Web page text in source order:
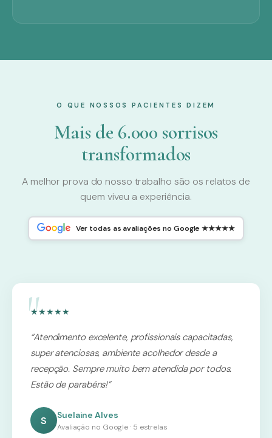
O QUE NOSSOS PACIENTES DIZEM
Mais de 6.000 sorrisos
transformados
A melhor prova do nosso trabalho são os relatos de
quem viveu a experiência.
Ver todas as avaliações no Google ★★★★★
★★★★★
“Atendimento excelente, profissionais capacitadas,
super atenciosas, ambiente acolhedor desde a
recepção. Sempre muito bem atendida por todos.
Estão de parabéns!”
S Suelaine Alves
Avaliação no Google · 5 estrelas